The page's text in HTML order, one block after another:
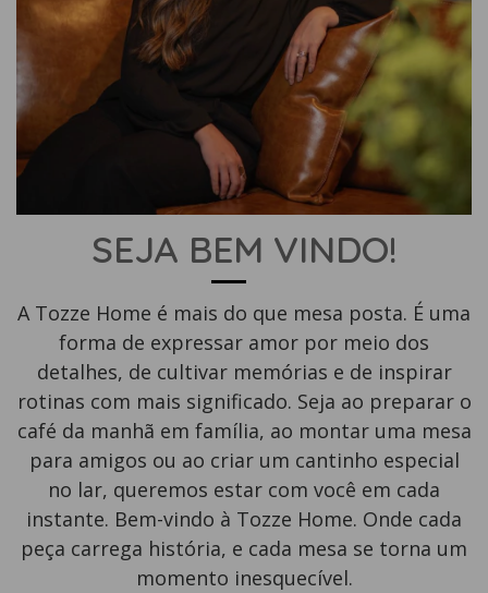
SEJA BEM VINDO!
A Tozze Home é mais do que mesa posta. É uma
forma de expressar amor por meio dos
detalhes, de cultivar memórias e de inspirar
rotinas com mais significado. Seja ao preparar o
café da manhã em família, ao montar uma mesa
para amigos ou ao criar um cantinho especial
no lar, queremos estar com você em cada
instante. Bem-vindo à Tozze Home. Onde cada
peça carrega história, e cada mesa se torna um
momento inesquecível.